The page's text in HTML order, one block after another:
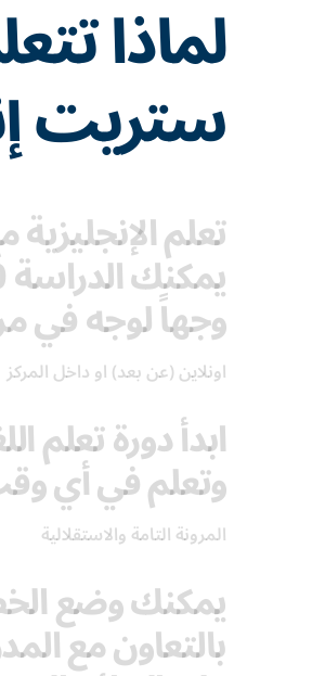
لماذا
ستريت
تعلم
وجهاً لوجه في
اونلاين (عن بعد) او داخل المركز
ابدأ دورة تعلم
وتعلم في أي
المرونة التامة والاستقلالية
يمكنك وضع
بالتعاون مع